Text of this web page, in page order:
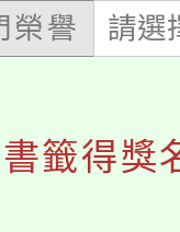
專業人
、30在
龍潭區
行報名
榮譽
請選
籤得獎